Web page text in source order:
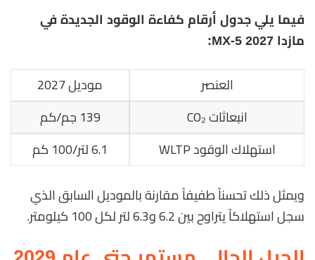
فيما يلي جدول أرقام كفاءة الوقود الجديدة في
مازدا MX-5 2027:
العنصر
موديل 2027
انبعاثات CO₂
139 جم/كم
استهلاك الوقود WLTP
6.1 لتر/100 كم
ويمثل ذلك تحسناً طفيفاً مقارنة بالموديل السابق الذي
سجل استهلاكاً يتراوح بين 6.2 و6.3 لتر لكل 100 كيلومتر.